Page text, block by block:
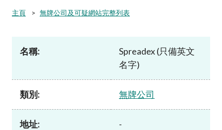
本會簡介
資料庫
新聞稿及公布
主頁 無牌公司及可疑網站完整列表
名稱:
Spreadex (只備英文
名字)
類別: 無牌公司
地址: -